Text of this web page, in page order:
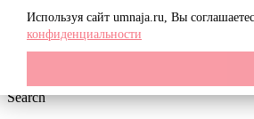
Menu
Search
Используя сайт umnaja.ru, Вы
конфиденциальности